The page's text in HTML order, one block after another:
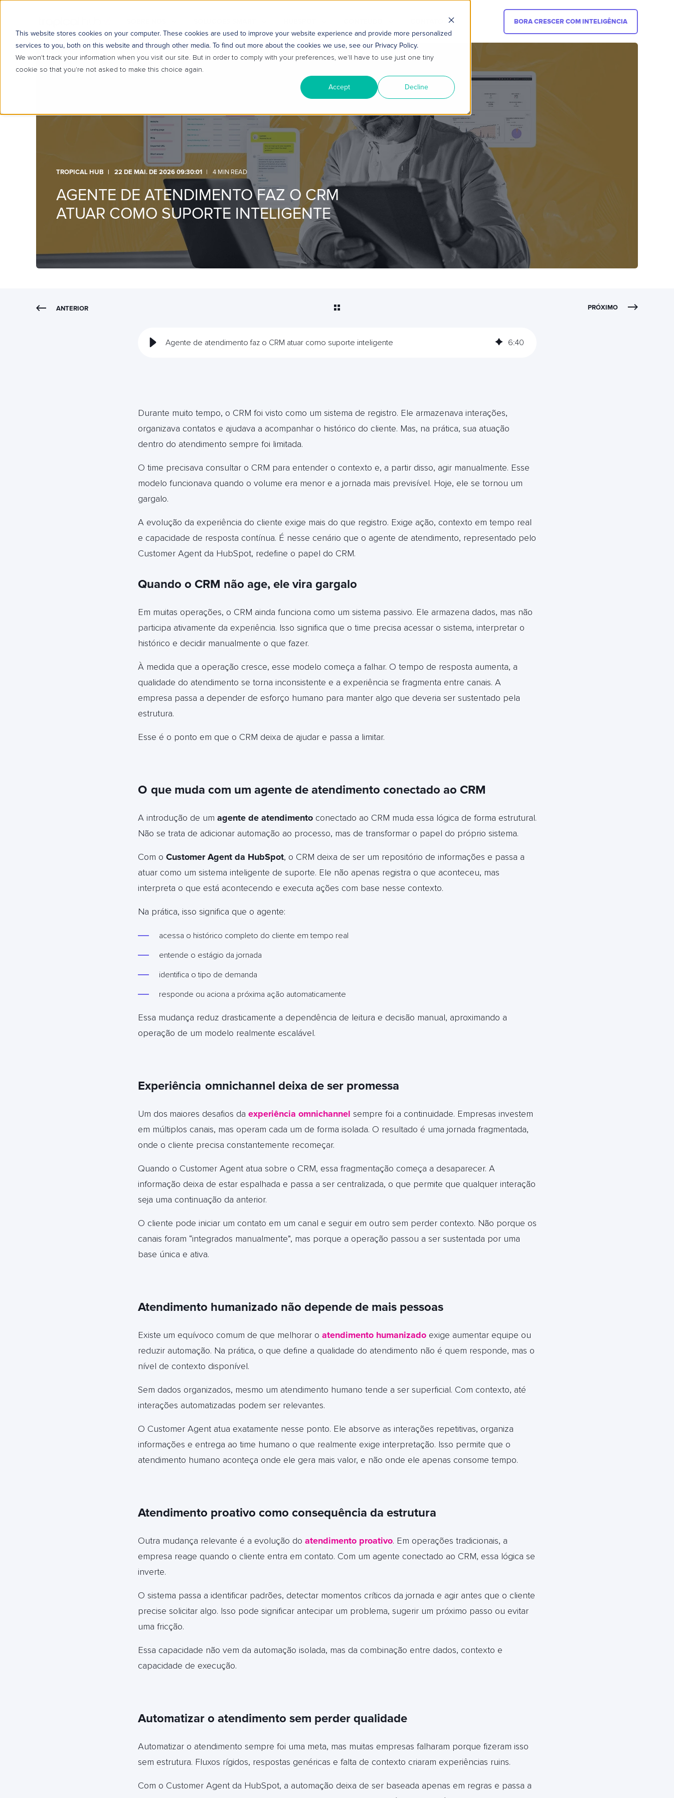
This website stores cookies on your computer. These cookies are used to improve your website experience and provide more personalized
services to you, both on this website and through other media. To find out more about the cookies we use, see our Privacy Policy.
We won't track your information when you visit our site. But in order to comply with your preferences, we'll have to use just one tiny
cookie so that you're not asked to make this choice again.
Accept Decline
BORA CRESCER COM INTELIGÊNCIA
TROPICAL HUB 22 DE MAI. DE 2026 09:30:01 4 MIN READ
AGENTE DE ATENDIMENTO FAZ O CRM
ATUAR COMO SUPORTE INTELIGENTE
ANTERIOR PRÓXIMO
Agente de atendimento faz o CRM atuar como suporte inteligente 6:40
Durante muito tempo, o CRM foi visto como um sistema de registro. Ele armazenava interações,
organizava contatos e ajudava a acompanhar o histórico do cliente. Mas, na prática, sua atuação
dentro do atendimento sempre foi limitada.
O time precisava consultar o CRM para entender o contexto e, a partir disso, agir manualmente. Esse
modelo funcionava quando o volume era menor e a jornada mais previsível. Hoje, ele se tornou um
gargalo.
A evolução da experiência do cliente exige mais do que registro. Exige ação, contexto em tempo real
e capacidade de resposta contínua. É nesse cenário que o agente de atendimento, representado pelo
Customer Agent da HubSpot, redefine o papel do CRM.
Quando o CRM não age, ele vira gargalo
Em muitas operações, o CRM ainda funciona como um sistema passivo. Ele armazena dados, mas não
participa ativamente da experiência. Isso significa que o time precisa acessar o sistema, interpretar o
histórico e decidir manualmente o que fazer.
À medida que a operação cresce, esse modelo começa a falhar. O tempo de resposta aumenta, a
qualidade do atendimento se torna inconsistente e a experiência se fragmenta entre canais. A
empresa passa a depender de esforço humano para manter algo que deveria ser sustentado pela
estrutura.
Esse é o ponto em que o CRM deixa de ajudar e passa a limitar.
O que muda com um agente de atendimento conectado ao CRM
A introdução de um agente de atendimentoconectado ao CRM muda essa lógica de forma estrutural.
Não se trata de adicionar automação ao processo, mas de transformar o papel do próprio sistema.
Com o Customer Agent da HubSpot, o CRM deixa de ser um repositório de informações e passa a
atuar como um sistema inteligente de suporte. Ele não apenas registra o que aconteceu, mas
interpreta o que está acontecendo e executa ações com base nesse contexto.
Na prática, isso significa que o agente:
acessa o histórico completo do cliente em tempo real
entende o estágio da jornada
identifica o tipo de demanda
responde ou aciona a próxima ação automaticamente
Essa mudança reduz drasticamente a dependência de leitura e decisão manual, aproximando a
operação de um modelo realmente escalável.
Experiência omnichannel deixa de ser promessa
Um dos maiores desafios da experiência omnichannel sempre foi a continuidade. Empresas investem
em múltiplos canais, mas operam cada um de forma isolada. O resultado é uma jornada fragmentada,
onde o cliente precisa constantemente recomeçar.
Quando o Customer Agent atua sobre o CRM, essa fragmentação começa a desaparecer. A
informação deixa de estar espalhada e passa a ser centralizada, o que permite que qualquer interação
seja uma continuação da anterior.
O cliente pode iniciar um contato em um canal e seguir em outro sem perder contexto. Não porque os
canais foram “integrados manualmente”, mas porque a operação passou a ser sustentada por uma
base única e ativa.
Atendimento humanizado não depende de mais pessoas
Existe um equívoco comum de que melhorar o atendimento humanizadoexige aumentar equipe ou
reduzir automação. Na prática, o que define a qualidade do atendimento não é quem responde, mas o
nível de contexto disponível.
Sem dados organizados, mesmo um atendimento humano tende a ser superficial. Com contexto, até
interações automatizadas podem ser relevantes.
O Customer Agent atua exatamente nesse ponto. Ele absorve as interações repetitivas, organiza
informações e entrega ao time humano o que realmente exige interpretação. Isso permite que o
atendimento humano aconteça onde ele gera mais valor, e não onde ele apenas consome tempo.
Atendimento proativo como consequência da estrutura
Outra mudança relevante é a evolução do atendimento proativo. Em operações tradicionais, a
empresa reage quando o cliente entra em contato. Com um agente conectado ao CRM, essa lógica se
inverte.
O sistema passa a identificar padrões, detectar momentos críticos da jornada e agir antes que o cliente
precise solicitar algo. Isso pode significar antecipar um problema, sugerir um próximo passo ou evitar
uma fricção.
Essa capacidade não vem da automação isolada, mas da combinação entre dados, contexto e
capacidade de execução.
Automatizar o atendimento sem perder qualidade
Automatizar o atendimento sempre foi uma meta, mas muitas empresas falharam porque fizeram isso
sem estrutura. Fluxos rígidos, respostas genéricas e falta de contexto criaram experiências ruins.
Com o Customer Agent da HubSpot, a automação deixa de ser baseada apenas em regras e passa a